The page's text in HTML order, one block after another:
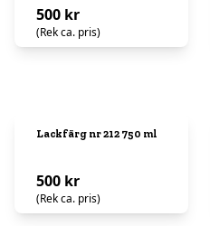
500 kr
(Rek ca. pris)
Lackfärg nr 212 750 ml
500 kr
(Rek ca. pris)